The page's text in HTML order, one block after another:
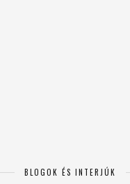
BLOGOK ÉS INTERJÚK